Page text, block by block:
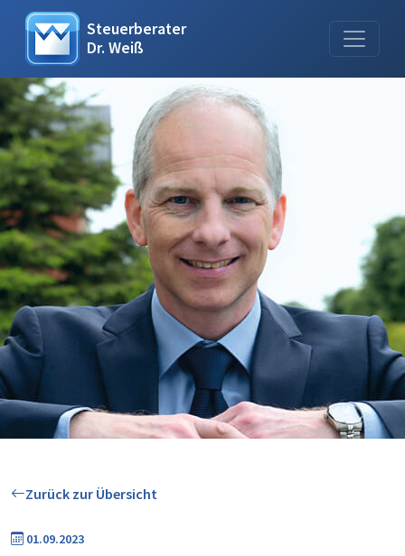
Steuerberater
Dr. Weiß
Zurück zur Übersicht
01.09.2023